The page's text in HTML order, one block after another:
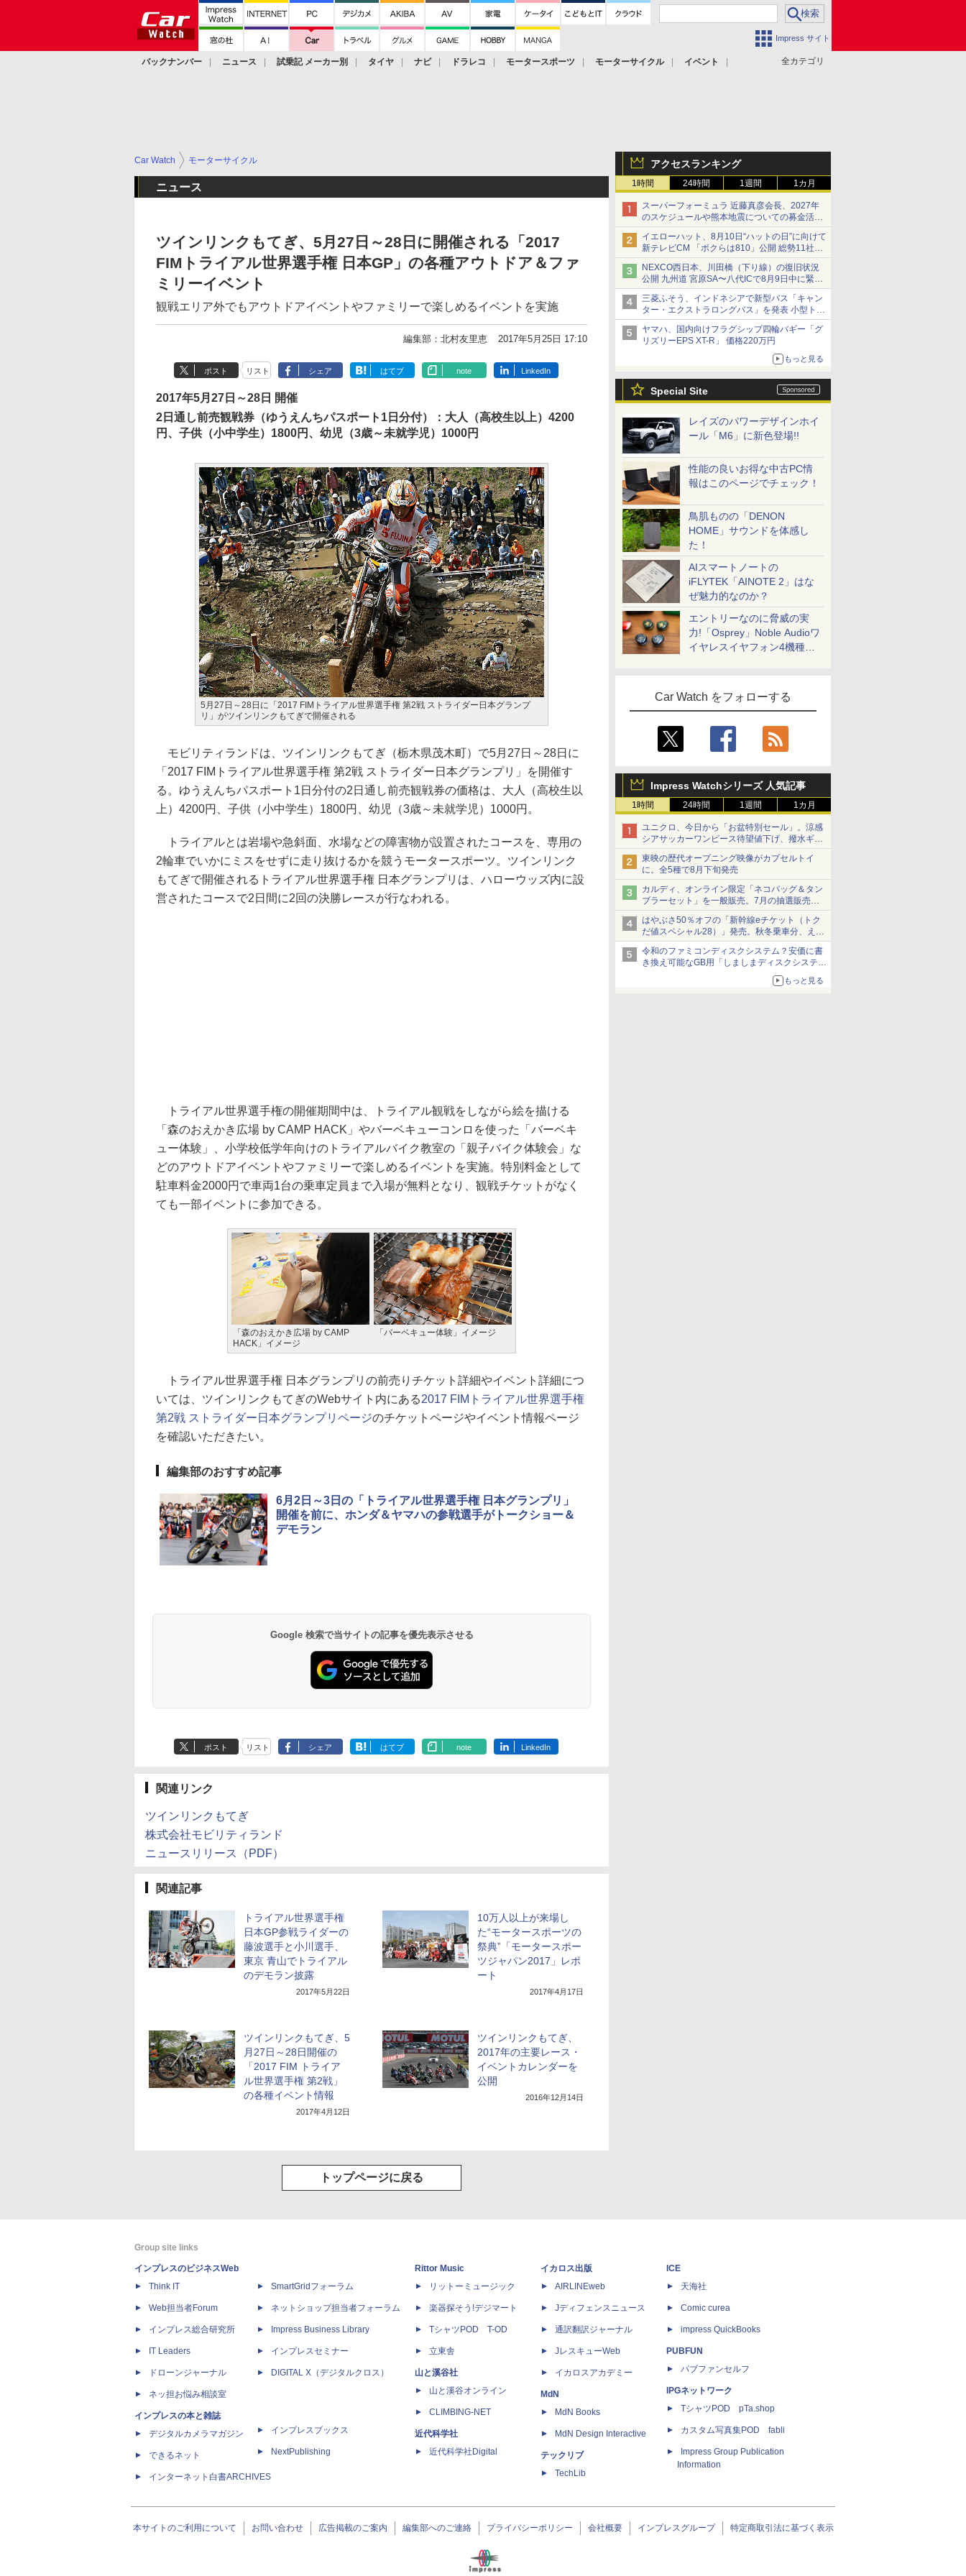
Impress サイト
全カテゴリ
バックナンバー ニュース 試乗記 メーカー別 タイヤ ナビ ドラレコ モータースポーツ モーターサイクル
イベント
アクセスランキング
1時間 24時間 1週間 1カ月
スーパーフォーミュラ 近藤真彦会長、2027年
のスケジュールや熊本地震についての募金活動
を紹介
イエローハット、8月10日“ハットの日”に向けて
新テレビCM 「ボクらは810」公開 総勢11社
107名が参画
NEXCO西日本、川田橋（下り線）の復旧状況
公開 九州道 宮原SA〜八代ICで8月9日中に緊急
車両を通行可能に
三菱ふそう、インドネシアで新型バス「キャン
ター・エクストラロングバス」を発表 小型トラ
ックベースの観光・旅客輸送向けバス
ヤマハ、国内向けフラグシップ四輪バギー「グ
リズリーEPS XT-R」 価格220万円
もっと見る
Special Site
レイズのパワーデザインホイ
ール「M6」に新色登場!!
性能の良いお得な中古PC情
報はこのページでチェック！
鳥肌ものの「DENON
HOME」サウンドを体感し
た！
AIスマートノートの
iFLYTEK「AINOTE 2」はな
ぜ魅力的なのか？
エントリーなのに脅威の実
力!「Osprey」Noble Audioワ
イヤレスイヤフォン4機種を
Car Watch をフォローする
Impress Watchシリーズ 人気記事
1時間 24時間 1週間 1カ月
ユニクロ、今日から「お盆特別セール」。涼感
シアサッカーワンピース待望値下げ、撥水ギア
ショーツは1990円に
東映の歴代オープニング映像がカプセルトイ
に。全5種で8月下旬発売
カルディ、オンライン限定「ネコバッグ＆タン
ブラーセット」を一般販売。7月の抽選販売の
当選無効分
はやぶさ50％オフの「新幹線eチケット（トク
だ値スペシャル28）」発売。秋冬乗車分、えき
ねっと限定
令和のファミコンディスクシステム？安価に書
き換え可能なGB用「しましまディスクシステ
もっと見る
Car Watch モーターサイクル
ニュース
ツインリンクもてぎ、5月27日～28日に開催される「2017
FIMトライアル世界選手権 日本GP」の各種アウトドア＆ファ
ミリーイベント
観戦エリア外でもアウトドアイベントやファミリーで楽しめるイベントを実施
編集部：北村友里恵 2017年5月25日 17:10
ポスト リスト シェア はてブ note LinkedIn
2017年5月27日～28日 開催
2日通し前売観戦券（ゆうえんちパスポート1日分付）：大人（高校生以上）4200
円、子供（小中学生）1800円、幼児（3歳～未就学児）1000円
5月27日～28日に「2017 FIMトライアル世界選手権 第2戦 ストライダー日本グランプ
リ」がツインリンクもてぎで開催される
モビリティランドは、ツインリンクもてぎ（栃木県茂木町）で5月27日～28日に
「2017 FIMトライアル世界選手権 第2戦 ストライダー日本グランプリ」を開催す
る。ゆうえんちパスポート1日分付の2日通し前売観戦券の価格は、大人（高校生以
上）4200円、子供（小中学生）1800円、幼児（3歳～未就学児）1000円。
トライアルとは岩場や急斜面、水場などの障害物が設置されたコースを、専用の
2輪車でいかにミスをせずに走り抜けるかを競うモータースポーツ。ツインリンク
もてぎで開催されるトライアル世界選手権 日本グランプリは、ハローウッズ内に設
営されたコースで2日間に2回の決勝レースが行なわれる。
トライアル世界選手権の開催期間中は、トライアル観戦をしながら絵を描ける
「森のおえかき広場 by CAMP HACK」やバーベキューコンロを使った「バーベキ
ュー体験」、小学校低学年向けのトライアルバイク教室の「親子バイク体験会」な
どのアウトドアイベントやファミリーで楽しめるイベントを実施。特別料金として
駐車料金2000円で車両1台の乗車定員まで入場が無料となり、観戦チケットがなく
ても一部イベントに参加できる。
「森のおえかき広場 by CAMP
HACK」イメージ
「バーベキュー体験」イメージ
トライアル世界選手権 日本グランプリの前売りチケット詳細やイベント詳細につ
いては、ツインリンクもてぎのWebサイト内にある2017 FIMトライアル世界選手権
第2戦 ストライダー日本グランプリページのチケットページやイベント情報ページ
を確認いただきたい。
編集部のおすすめ記事
6月2日～3日の「トライアル世界選手権 日本グランプリ」
開催を前に、ホンダ＆ヤマハの参戦選手がトークショー＆
デモラン
Google 検索で当サイトの記事を優先表示させる
ポスト リスト シェア はてブ note LinkedIn
関連リンク
ツインリンクもてぎ
株式会社モビリティランド
ニュースリリース（PDF）
関連記事
トライアル世界選手権
日本GP参戦ライダーの
藤波選手と小川選手、
東京 青山でトライアル
のデモラン披露
2017年5月22日
10万人以上が来場し
た“モータースポーツの
祭典”「モータースポー
ツジャパン2017」レポ
ート
2017年4月17日
ツインリンクもてぎ、5
月27日～28日開催の
「2017 FIM トライア
ル世界選手権 第2戦」
の各種イベント情報
2017年4月12日
ツインリンクもてぎ、
2017年の主要レース・
イベントカレンダーを
公開
2016年12月14日
トップページに戻る
Group site links
インプレスのビジネスWeb
Think IT
Web担当者Forum
インプレス総合研究所
IT Leaders
ドローンジャーナル
ネッ担お悩み相談室
インプレスの本と雑誌
デジタルカメラマガジン
できるネット
インターネット白書ARCHIVES
SmartGridフォーラム
ネットショップ担当者フォーラム
Impress Business Library
インプレスセミナー
DIGITAL X（デジタルクロス）
インプレスブックス
NextPublishing
Rittor Music
リットーミュージック
楽器探そう!デジマート
TシャツPOD T-OD
立東舎
山と溪谷社
山と溪谷オンライン
CLIMBING-NET
近代科学社
近代科学社Digital
イカロス出版
AIRLINEweb
Jディフェンスニュース
通訳翻訳ジャーナル
JレスキューWeb
イカロスアカデミー
MdN
MdN Books
MdN Design Interactive
テックリブ
TechLib
ICE
天海社
Comic curea
impress QuickBooks
PUBFUN
パブファンセルフ
IPGネットワーク
TシャツPOD pTa.shop
カスタム写真集POD fabli
Impress Group Publication
Information
本サイトのご利用について お問い合わせ 広告掲載のご案内 編集部へのご連絡 プライバシーポリシー 会社概要 インプレスグループ 特定商取引法に基づく表示